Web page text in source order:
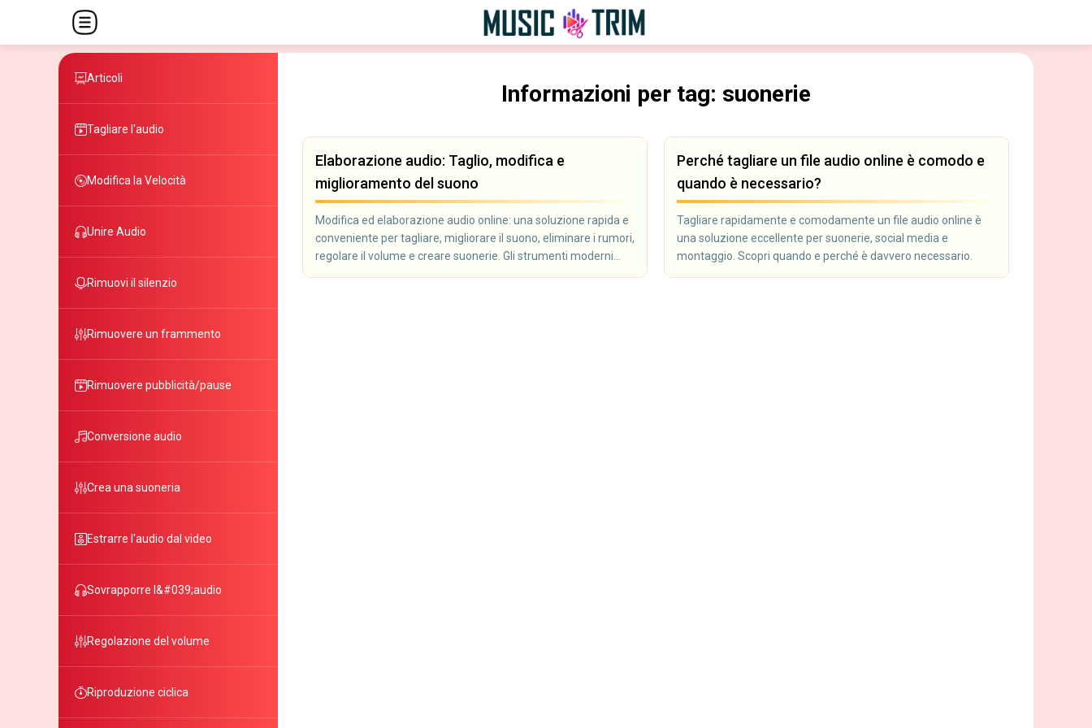
Articoli
Tagliare l'audio
Modifica la Velocità
Unire Audio
Rimuovi il silenzio
Rimuovere un frammento
Rimuovere pubblicità/pause
Conversione audio
Crea una suoneria
Estrarre l'audio dal video
Sovrapporre l&#039;audio
Regolazione del volume
Riproduzione ciclica
Informazioni per tag: suonerie
Elaborazione audio: Taglio, modifica e
miglioramento del suono
Modifica ed elaborazione audio online: una soluzione rapida e
conveniente per tagliare, migliorare il suono, eliminare i rumori,
regolare il volume e creare suonerie. Gli strumenti moderni
Perché tagliare un file audio online è comodo e
quando è necessario?
Tagliare rapidamente e comodamente un file audio online è
una soluzione eccellente per suonerie, social media e
montaggio. Scopri quando e perché è davvero necessario.